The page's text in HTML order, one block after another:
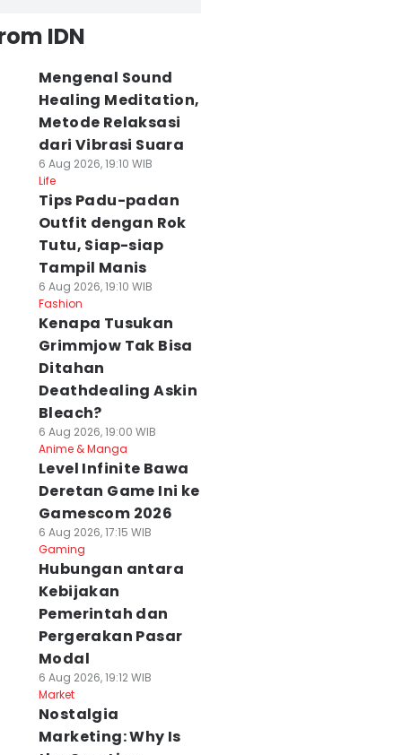
IDN
Mengenal Sound
Healing Meditation,
Metode Relaksasi
dari Vibrasi Suara
6 Aug 2026, 19:10 WIB
Life
Tips Padu-padan
Outfit dengan Rok
Tutu, Siap-siap
Tampil Manis
6 Aug 2026, 19:10 WIB
Fashion
Kenapa Tusukan
Grimmjow Tak Bisa
Ditahan
Deathdealing Askin
Bleach?
6 Aug 2026, 19:00 WIB
Anime & Manga
Level Infinite Bawa
Deretan Game Ini ke
Gamescom 2026
6 Aug 2026, 17:15 WIB
Gaming
Hubungan antara
Kebijakan
Pemerintah dan
Pergerakan Pasar
Modal
6 Aug 2026, 19:12 WIB
Market
Nostalgia
Marketing: Why Is